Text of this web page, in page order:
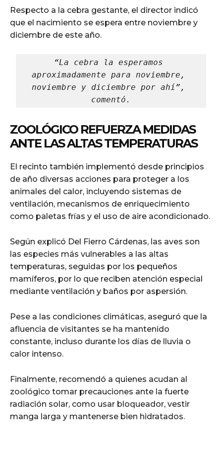
Respecto a la cebra gestante, el director indicó
que el nacimiento se espera entre noviembre y
diciembre de este año.
“La cebra la esperamos
aproximadamente para noviembre,
noviembre y diciembre por ahí”,
comentó.
ZOOLÓGICO REFUERZA MEDIDAS
ANTE LAS ALTAS TEMPERATURAS
El recinto también implementó desde principios
de año diversas acciones para proteger a los
animales del calor, incluyendo sistemas de
ventilación, mecanismos de enriquecimiento
como paletas frías y el uso de aire acondicionado.
Según explicó Del Fierro Cárdenas, las aves son
las especies más vulnerables a las altas
temperaturas, seguidas por los pequeños
mamíferos, por lo que reciben atención especial
mediante ventilación y baños por aspersión.
Pese a las condiciones climáticas, aseguró que la
afluencia de visitantes se ha mantenido
constante, incluso durante los días de lluvia o
calor intenso.
Finalmente, recomendó a quienes acudan al
zoológico tomar precauciones ante la fuerte
radiación solar, como usar bloqueador, vestir
manga larga y mantenerse bien hidratados.